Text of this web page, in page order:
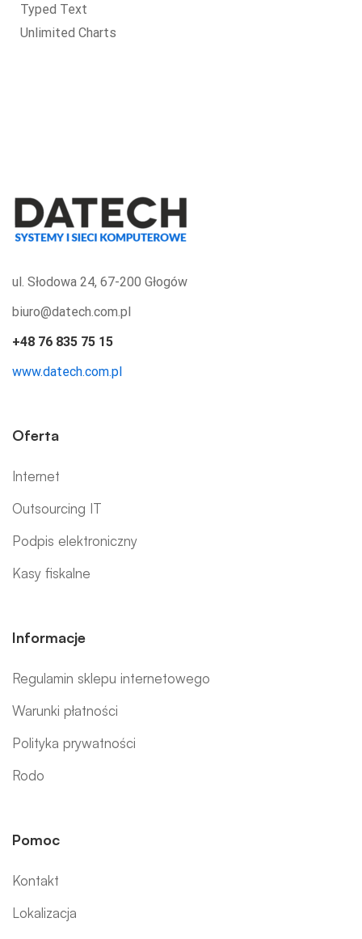
Typed Text
Unlimited Charts
ul. Słodowa 24, 67-200 Głogów
biuro@datech.com.pl
+48 76 835 75 15
www.datech.com.pl
Oferta
Internet
Outsourcing IT
Podpis elektroniczny
Kasy fiskalne
Informacje
Regulamin sklepu internetowego
Warunki płatności
Polityka prywatności
Rodo
Pomoc
Kontakt
Lokalizacja